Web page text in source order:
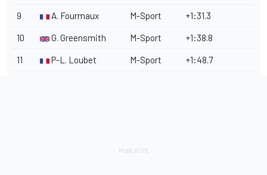
9 A. Fourmaux M-Sport +1:31.3
10 G. Greensmith M-Sport +1:38.8
11 P-L. Loubet M-Sport +1:48.7